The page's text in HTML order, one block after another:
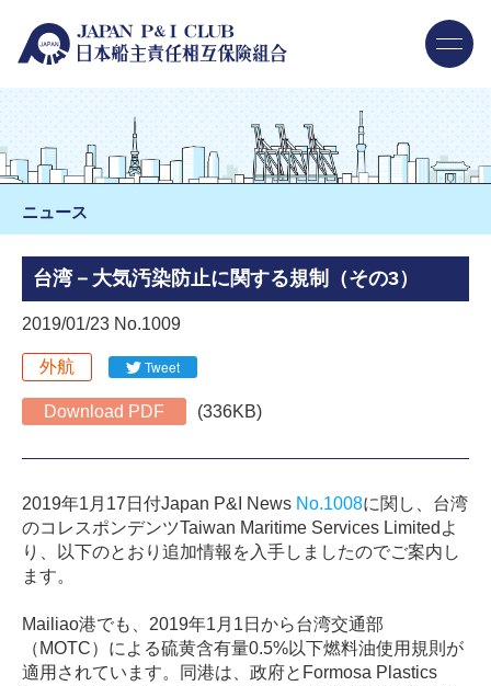
ニュース
台湾－大気汚染防止に関する規制（その3）
2019/01/23 No.1009
外航 Tweet
Download PDF (336KB)
2019年1月17日付Japan P&I News No.1008に関し、台湾
のコレスポンデンツTaiwan Maritime Services Limitedよ
り、以下のとおり追加情報を入手しましたのでご案内し
ます。
Mailiao港でも、2019年1月1日から台湾交通部
（MOTC）による硫黄含有量0.5%以下燃料油使用規則が
適用されています。同港は、政府とFormosa Plastics